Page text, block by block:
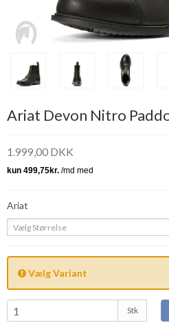
Ariat Devon Nitro
1.999,00 DKK
Ariat
Vælg Størrelse
Vælg Variant
Stk